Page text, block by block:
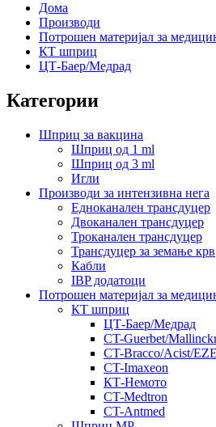
Дома
Производи
Потрошен материјал за
КТ шприц
ЦТ-Баер/Медрад
Категории
Шприц за вакцина
Шприц од 1 ml
Шприц од 3 ml
Игли
Производи за интензивна нега
Едноканален трансдуцер
Двоканален трансдуцер
Троканален трансдуцер
Трансдуцер за земање крв
Кабли
IBP додатоци
Потрошен материјал за
КТ шприц
ЦТ-Баер/Медрад
CT-Guerbet/
CT-Bracco/Acist/
CT-Imaxeon
КТ-Немото
CT-Medtron
CT-Antmed